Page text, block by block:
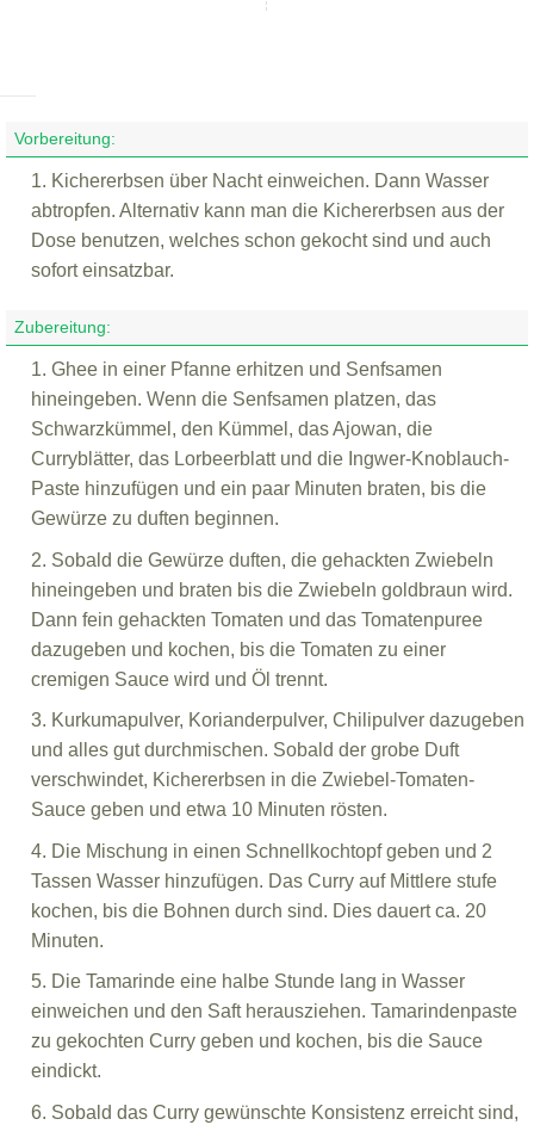
Vorbereitung:
1. Kichererbsen über Nacht einweichen. Dann Wasser
abtropfen. Alternativ kann man die Kichererbsen aus der
Dose benutzen, welches schon gekocht sind und auch
sofort einsatzbar.
Zubereitung:
1. Ghee in einer Pfanne erhitzen und Senfsamen
hineingeben. Wenn die Senfsamen platzen, das
Schwarzkümmel, den Kümmel, das Ajowan, die
Curryblätter, das Lorbeerblatt und die Ingwer-Knoblauch-
Paste hinzufügen und ein paar Minuten braten, bis die
Gewürze zu duften beginnen.
2. Sobald die Gewürze duften, die gehackten Zwiebeln
hineingeben und braten bis die Zwiebeln goldbraun wird.
Dann fein gehackten Tomaten und das Tomatenpuree
dazugeben und kochen, bis die Tomaten zu einer
cremigen Sauce wird und Öl trennt.
3. Kurkumapulver, Korianderpulver, Chilipulver dazugeben
und alles gut durchmischen. Sobald der grobe Duft
verschwindet, Kichererbsen in die Zwiebel-Tomaten-
Sauce geben und etwa 10 Minuten rösten.
4. Die Mischung in einen Schnellkochtopf geben und 2
Tassen Wasser hinzufügen. Das Curry auf Mittlere stufe
kochen, bis die Bohnen durch sind. Dies dauert ca. 20
Minuten.
5. Die Tamarinde eine halbe Stunde lang in Wasser
einweichen und den Saft herausziehen. Tamarindenpaste
zu gekochten Curry geben und kochen, bis die Sauce
eindickt.
6. Sobald das Curry gewünschte Konsistenz erreicht sind,